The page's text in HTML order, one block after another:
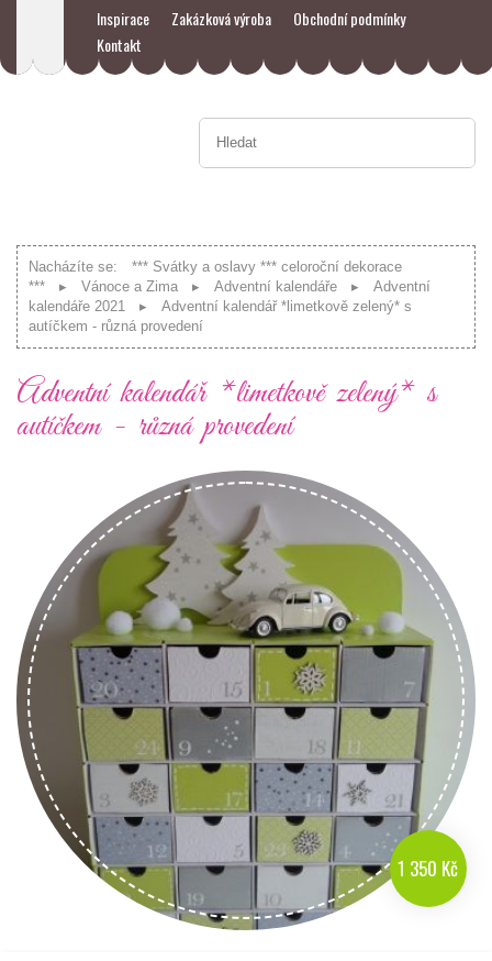
Inspirace Zakázková výroba
Obchodní podmínky
Kontakt
Nacházíte se:
*** Svátky a oslavy *** celoroční dekorace
***
Vánoce a Zima Adventní kalendáře
Adventní
kalendáře 2021
Adventní kalendář *limetkově zelený* s
autíčkem - různá provedení
Adventní kalendář *limetkově zelený* s
autíčkem - různá provedení
1 350 Kč